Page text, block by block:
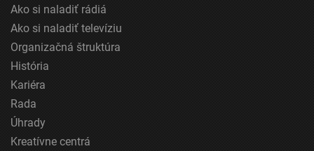
Použitie obmedzených údajov na výber obsahu
Špeciálne funkcie IAB:
Používanie presných údajov o geografickej
polohe
Identifikácia zariadení na základe aktívne
vyžiadaných informácií
Ako si naladiť rádiá
Ako si naladiť televíziu
Organizačná štruktúra
História
Kariéra
Rada
Úhrady
Kreatívne centrá